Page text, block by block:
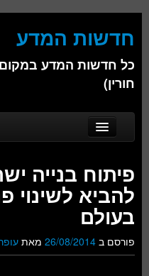
חדשות המדע
כל חדשות המדע
חורין)
Main menu
Skip to primary content
Skip to secondary content
אודות
ביולוגיה
כימיה
פיתוח בנייה
להביא לשינוי
בעולם
פורסם ב 26/08/2014 מאת